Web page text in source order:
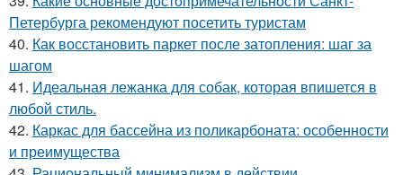
Петербурга рекомендуют посетить туристам
40. Как восстановить паркет после затопления: шаг за
шагом
41. Идеальная лежанка для собак, которая впишется в
любой стиль.
42. Каркас для бассейна из поликарбоната: особенности
и преимущества